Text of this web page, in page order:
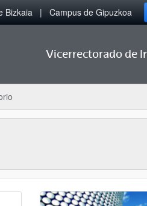
Bizkaia Campus de Gipuzkoa
Vicerrectorado de